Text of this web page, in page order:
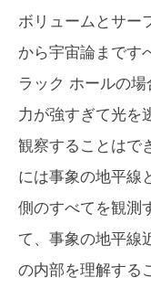
ボリュームとサー
から宇宙論まです
ラック ホールの
力が強すぎて光を
観察することはで
には事象の地平線
側のすべてを観測
て、事象の地平線
の内部を理解する